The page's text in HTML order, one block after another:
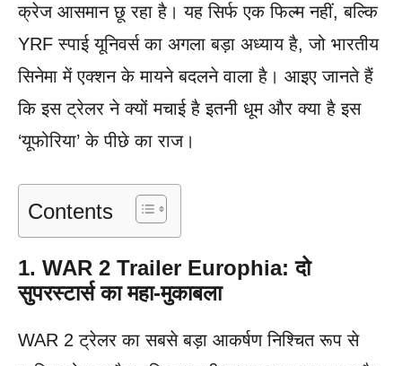
क्रेज आसमान छू रहा है। यह सिर्फ एक फिल्म नहीं, बल्कि
YRF स्पाई यूनिवर्स का अगला बड़ा अध्याय है, जो भारतीय
सिनेमा में एक्शन के मायने बदलने वाला है। आइए जानते हैं
कि इस ट्रेलर ने क्यों मचाई है इतनी धूम और क्या है इस
‘यूफोरिया’ के पीछे का राज।
Contents
1. WAR 2 Trailer Europhia: दो
सुपरस्टार्स का महा-मुकाबला
WAR 2 ट्रेलर का सबसे बड़ा आकर्षण निश्चित रूप से